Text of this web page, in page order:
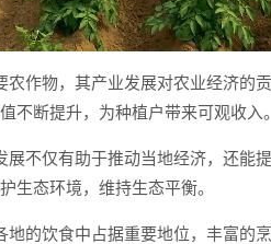
农作物，其产业发展对农业经济的
不断提升，为种植户带来可观收入。
展不仅有助于推动当地经济，还能
生态环境，维持生态平衡。
地的饮食中占据重要地位，丰富的